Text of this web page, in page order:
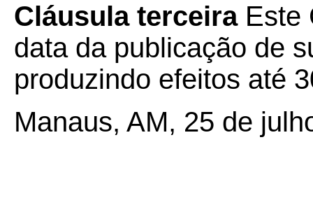
Cláusula terceiraEste
data da publicação de
produzindo efeitos até
Manaus, AM, 25 de